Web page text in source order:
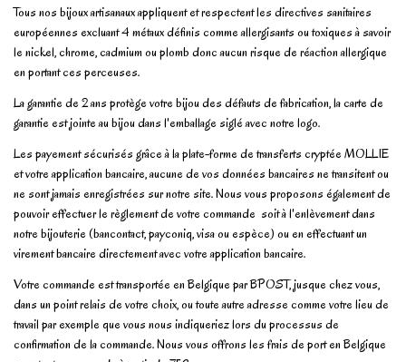
Tous nos bijoux artisanaux appliquent et respectent les directives sanitaires
européennes excluant 4 métaux définis comme allergisants ou toxiques à savoir
le nickel, chrome, cadmium ou plomb donc aucun risque de réaction allergique
en portant ces perceuses.
La garantie de 2 ans protège votre bijou des défauts de fabrication, la carte de
garantie est jointe au bijou dans l'emballage siglé avec notre logo.
Les payement sécurisés grâce à la plate-forme de transferts cryptée MOLLIE
et votre application bancaire, aucune de vos données bancaires ne transitent ou
ne sont jamais enregistrées sur notre site. Nous vous proposons également de
pouvoir effectuer le règlement de votre commande soit à l'enlèvement dans
notre bijouterie (bancontact, payconiq, visa ou espèce) ou en effectuant un
virement bancaire directement avec votre application bancaire.
Votre commande est transportée en Belgique par BPOST, jusque chez vous,
dans un point relais de votre choix, ou toute autre adresse comme votre lieu de
travail par exemple que vous nous indiqueriez lors du processus de
confirmation de la commande. Nous vous offrons les frais de port en Belgique